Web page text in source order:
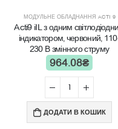
МОДУЛЬНЕ ОБЛАДНАННЯ ACTI 9
Acti9 iIL з одним
індикатором, червоний,
230 В змінного струму
964.08₴
ДОДАТИ В КОШИК